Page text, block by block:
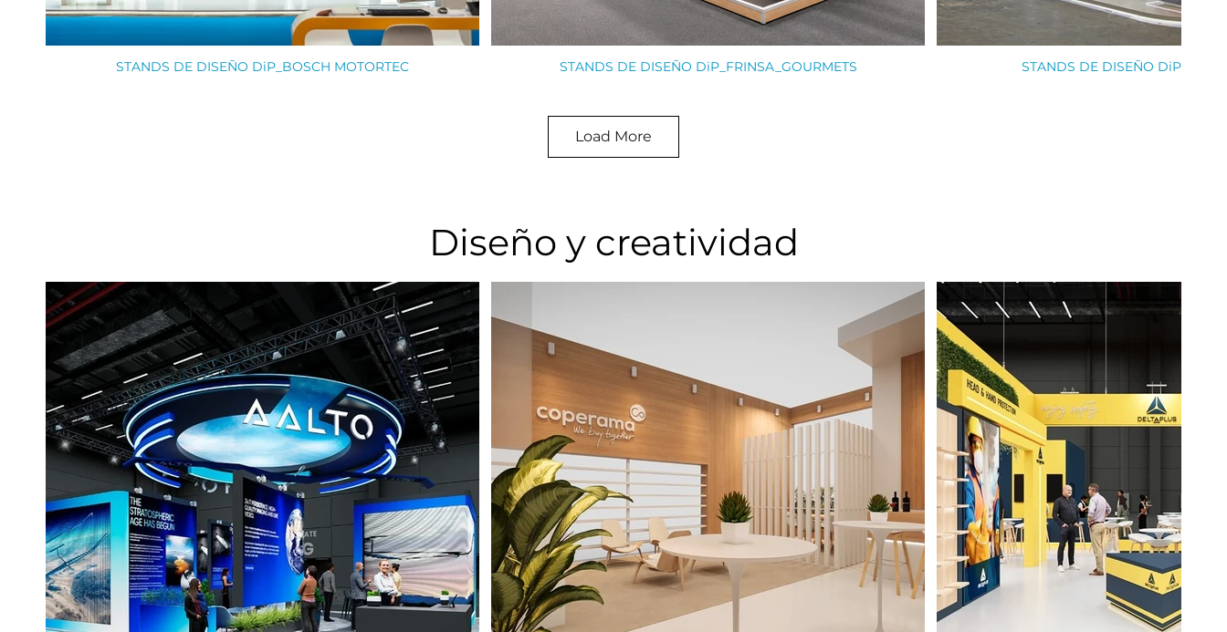
STANDS DE DISEÑO DiP_BOSCH MOTORTEC STANDS DE DISEÑO DiP_FRINSA_GOURMETS STANDS DE DISEÑO
STANDS DE DISEÑO DiP_PREZERO_TECMA STANDS DE DISEÑO DiP_DORLET SICUR STANDS DE DISEÑO
Load More
Diseño y creatividad